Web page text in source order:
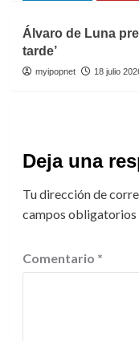
Álvaro de Luna
tarde’
myipopnet 18 julio
Deja una
Tu dirección de
campos obligatorios
Comentario *